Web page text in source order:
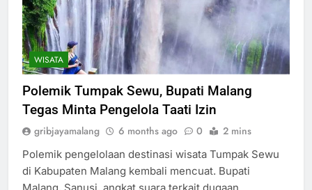
WISATA
Polemik Tumpak Sewu, Bupati Malang
Tegas Minta Pengelola Taati Izin
gribjayamalang 6 months ago 0 2 mins
Polemik pengelolaan destinasi wisata Tumpak Sewu
di Kabupaten Malang kembali mencuat. Bupati